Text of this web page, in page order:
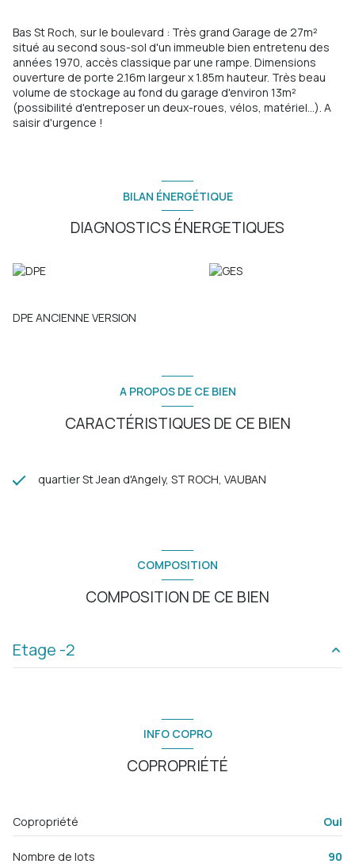
Bas St Roch, sur le boulevard : Très grand Garage de 27m²
situé au second sous-sol d'un immeuble bien entretenu des
années 1970, accès classique par une rampe. Dimensions
ouverture de porte 2.16m largeur x 1.85m hauteur. Très beau
volume de stockage au fond du garage d'environ 13m²
(possibilité d'entreposer un deux-roues, vélos, matériel...). A
saisir d'urgence !
BILAN ÉNERGÉTIQUE
DIAGNOSTICS ÉNERGETIQUES
DPE ANCIENNE VERSION
A PROPOS DE CE BIEN
CARACTÉRISTIQUES DE CE BIEN
quartier St Jean d'Angely, ST ROCH, VAUBAN
COMPOSITION
COMPOSITION DE CE BIEN
Etage -2
INFO COPRO
COPROPRIÉTÉ
Copropriété Oui
Nombre de lots 90